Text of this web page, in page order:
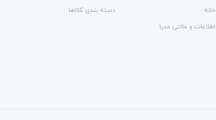
خانه
دسته بندی کالاها
اطلاعات و مالتی مدیا